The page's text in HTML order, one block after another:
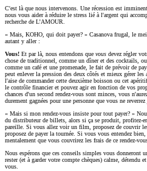
C'est là que nous intervenons. Une récession est
nous vous aider à réduire le stress lié à l'argent qui
recherche de L’AMOUR.
« Mais, KOHO, qui doit payer? » Casanova frugal, le
autant y aller :
Vous! Et par là, nous entendons que vous devez régler
chose de traditionnel, comme un dîner et des cocktails,
comme un café et une promenade, le fait de prévoir de
peut enlever la pression des deux côtés et mieux gérer
l'aise de commander cette deuxième boisson ou cet
le contrôle financier et pouvez agir en fonction de vos
chances d'un second rendez-vous sont minces, vous
durement gagnées pour une personne que vous ne reverrez
« Mais si mon rendez-vous insiste pour tout payer? »
du distributeur de billets, alors si ça se produit, profitez-
pareille. Si vous allez voir un film, proposez de couvrir
proposez de payer la tournée. Si vous vous entendez
mentalement que vous couvrirez les frais de ce rendez-
Nous espérons que ces conseils simples vous donneront
rester (et à garder votre compte chèques) calme, détendu
vous.